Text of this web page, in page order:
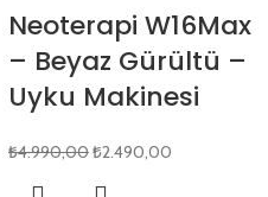
Neoterapi W16Max
– Beyaz Gürültü –
Uyku Makinesi
₺4.990,00₺2.490,00